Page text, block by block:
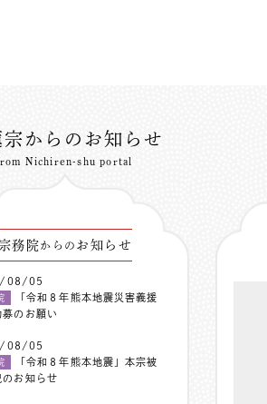
宗からのお知らせ
Nichiren-shu portal
務院からの お知らせ
08/05
「令和８年熊本地震災害義援
募のお願い
08/05
「令和８年熊本地震」本宗被
のお知らせ